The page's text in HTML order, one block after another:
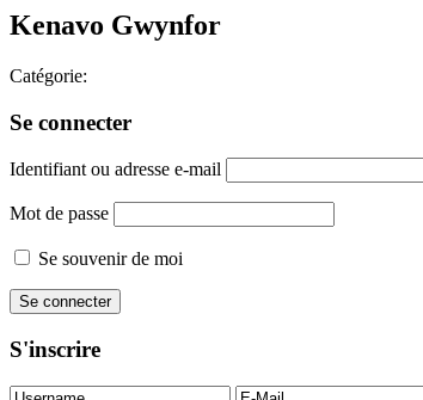
Kenavo Gwynfor
Catégorie:
Se connecter
Identifiant ou adresse e-mail
Mot de passe
Se souvenir de moi
S'inscrire